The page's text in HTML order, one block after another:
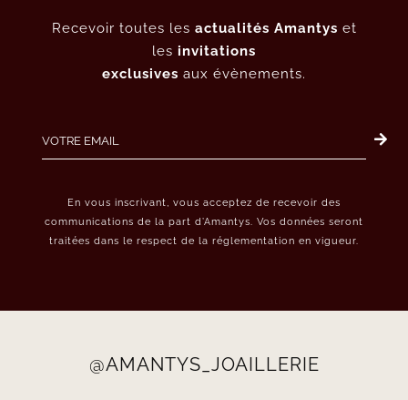
Recevoir toutes les actualités Amantys et
les invitations
exclusives aux évènements.
En vous inscrivant, vous acceptez de recevoir des
communications de la part d’Amantys. Vos données seront
traitées dans le respect de la réglementation en vigueur.
@AMANTYS_JOAILLERIE